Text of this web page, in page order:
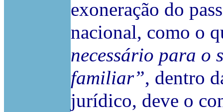
exoneração do
nacional, como o
necessário para o
familiar”, dentro
jurídico, deve o